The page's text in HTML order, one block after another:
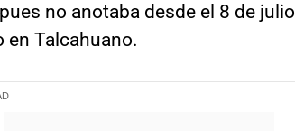
no anotaba desde el 8 de julio
en Talcahuano.